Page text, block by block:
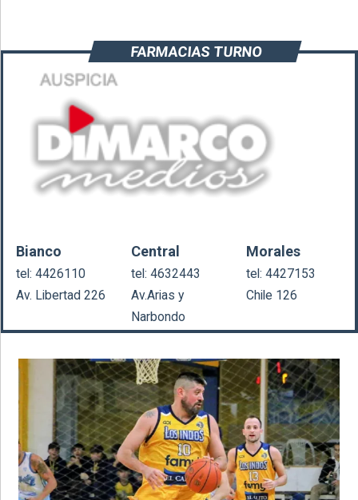
FARMACIAS TURNO
Bianco
tel: 4426110
Av. Libertad 226
Central
tel: 4632443
Av.Arias y
Narbondo
Morales
tel: 4427153
Chile 126